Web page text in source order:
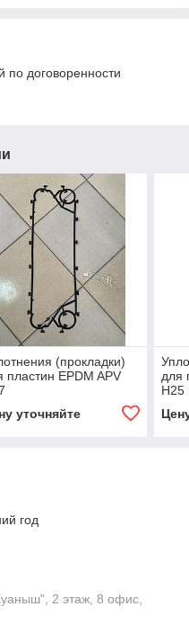
по договоренности
(прокладки)
пластин EPDM APV
уточняйте
для
Н25
год
2 этаж, 8 офис,